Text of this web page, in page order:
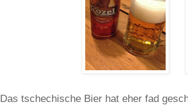
Das tschechische Bier hat eher fad